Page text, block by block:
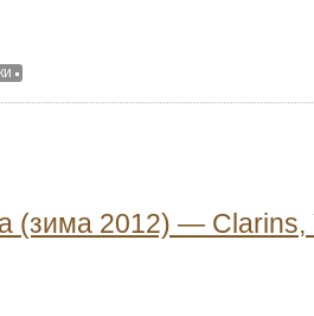
(зима 2012) — Clarins,